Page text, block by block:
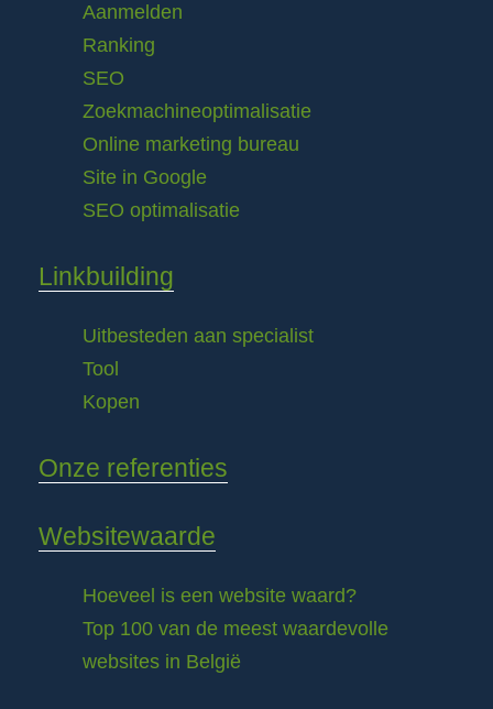
Aanmelden
Ranking
SEO
Zoekmachineoptimalisatie
Online marketing bureau
Site in Google
SEO optimalisatie
Linkbuilding
Uitbesteden aan specialist
Tool
Kopen
Onze referenties
Websitewaarde
Hoeveel is een website waard?
Top 100 van de meest waardevolle
websites in België